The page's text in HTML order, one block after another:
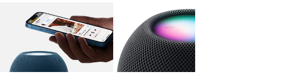
图库 图像 4 图库 图像 5